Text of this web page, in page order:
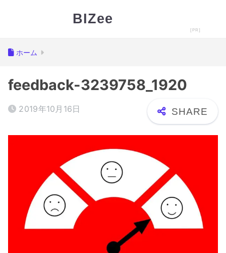
BIZee
ホーム
feedback-3239758_1920
2019年10月16日